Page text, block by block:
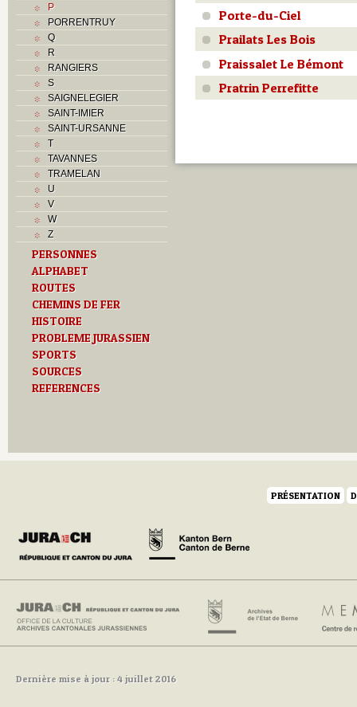
P
PORRENTRUY
Q
R
RANGIERS
S
SAIGNELEGIER
SAINT-IMIER
SAINT-URSANNE
T
TAVANNES
TRAMELAN
U
V
W
Z
PERSONNES
ALPHABET
ROUTES
CHEMINS DE FER
HISTOIRE
PROBLEME JURASSIEN
SPORTS
SOURCES
REFERENCES
Porte-du-Ciel
Prailats Les Bois
Praissalet Le Bémont
Pratrin Perrefitte
PRÉSENTATION
Dernière mise à jour : 4 juillet 2016